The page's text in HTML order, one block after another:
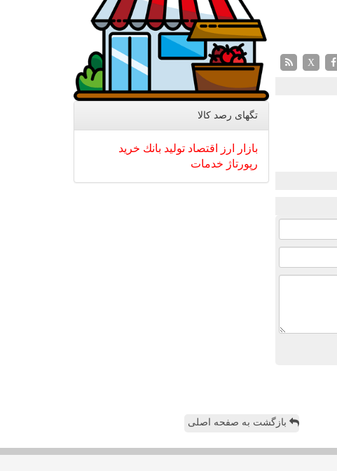
X
تگهای رصد كالا
بازار ارز اقتصاد تولید بانك خرید
رپورتاژ خدمات
بازگشت به صفحه اصلی